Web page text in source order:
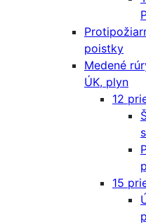
poistky
Medené
ÚK, plyn
12
15